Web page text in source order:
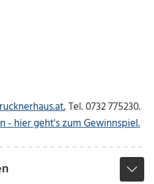
, Tel. 0732 775230.
- hier geht's zum Gewinnspiel.